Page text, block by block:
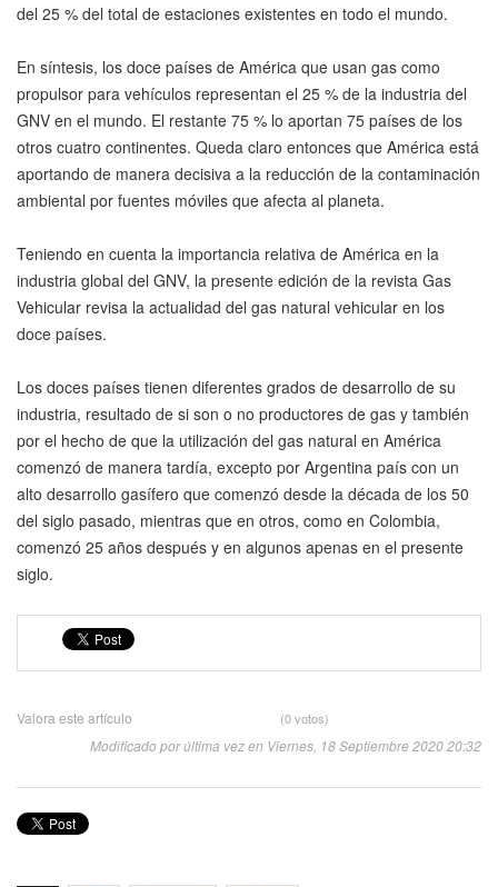
del 25 % del total de estaciones existentes en todo el mundo.
En síntesis, los doce países de América que usan gas como
propulsor para vehículos representan el 25 % de la industria del
GNV en el mundo. El restante 75 % lo aportan 75 países de los
otros cuatro continentes. Queda claro entonces que América está
aportando de manera decisiva a la reducción de la contaminación
ambiental por fuentes móviles que afecta al planeta.
Teniendo en cuenta la importancia relativa de América en la
industria global del GNV, la presente edición de la revista Gas
Vehicular revisa la actualidad del gas natural vehicular en los
doce países.
Los doces países tienen diferentes grados de desarrollo de su
industria, resultado de si son o no productores de gas y también
por el hecho de que la utilización del gas natural en América
comenzó de manera tardía, excepto por Argentina país con un
alto desarrollo gasífero que comenzó desde la década de los 50
del siglo pasado, mientras que en otros, como en Colombia,
comenzó 25 años después y en algunos apenas en el presente
siglo.
Valora este artículo (0 votos)
Modificado por última vez en Viernes, 18 Septiembre 2020 20:32